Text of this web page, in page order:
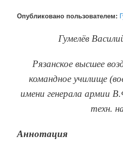
Опубликовано пользователем:
Гумелёв
Рязанское высшее
командное училище
имени генерала армии
техн.
Аннотация